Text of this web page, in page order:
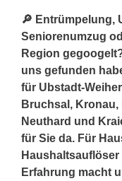
🔎 Entrümpelung,
Seniorenumzug
Region
uns gefunden
für Ubstadt-
Bruchsal,
Neuthard und
für Sie da. Für
Erfahrung macht